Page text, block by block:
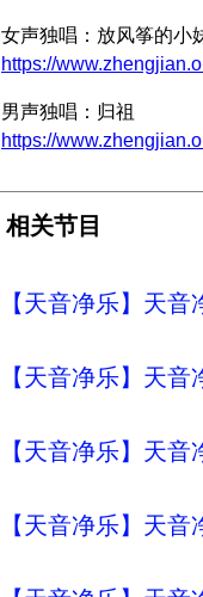
女声独唱：放风筝的小
https://
男声独唱：归祖
https://
相关节目
【天音净乐】天
【天音净乐】天
【天音净乐】天
【天音净乐】天